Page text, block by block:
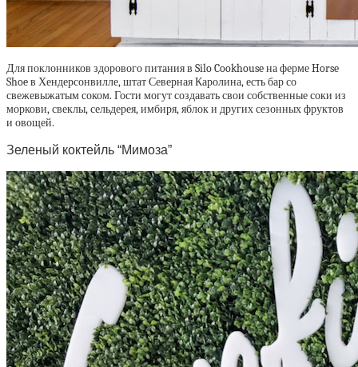
Для поклонников здорового питания в Silo Cookhouse на ферме Horse
Shoe в Хендерсонвилле, штат Северная Каролина, есть бар со
свежевыжатым соком. Гости могут создавать свои собственные соки из
моркови, свеклы, сельдерея, имбиря, яблок и других сезонных фруктов
и овощей.
Зеленый коктейль “Мимоза”